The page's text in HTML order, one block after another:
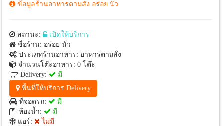
ข้อมูลร้านอาหารตามสั่ง อร่อย นัว
สถานะ:
เปิดให้บริการ
ชื่อร้าน: อร่อย นัว
ประเภทร้านอาหาร: อาหารตามสั่ง
จำนวนโต๊ะอาหาร: 0 โต๊ะ
Delivery: มี
พื้นที่ให้บริการ Delivery
ที่จอดรถ:
มี
ห้องน้ำ: มี
แอร์:
ไม่มี